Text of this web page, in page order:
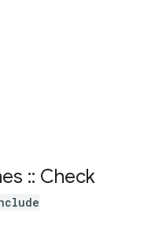
:: Check